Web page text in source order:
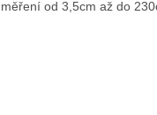
od 3,5cm až do